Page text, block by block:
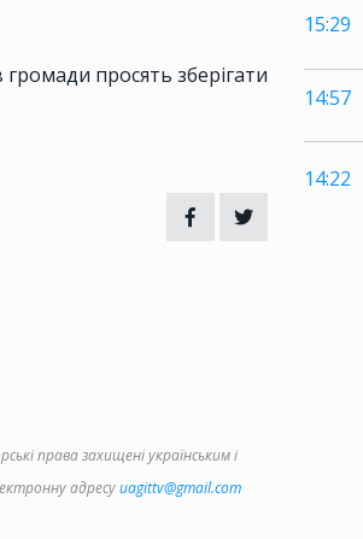
15:29
14:57
14:22
просять зберігати
права захищені українським і
адресуuagittv@gmail.com